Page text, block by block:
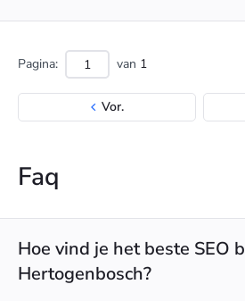
Vor.
Pagina: van 1
Faq
Hoe vind je het beste SEO
Hertogenbosch?